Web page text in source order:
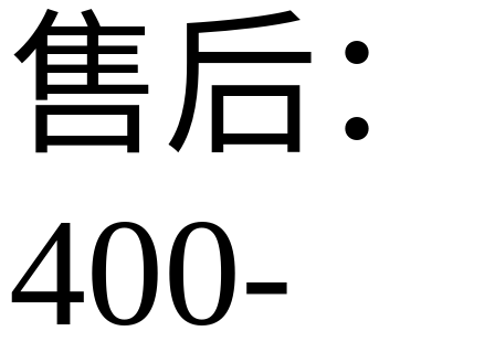
售后：
400-